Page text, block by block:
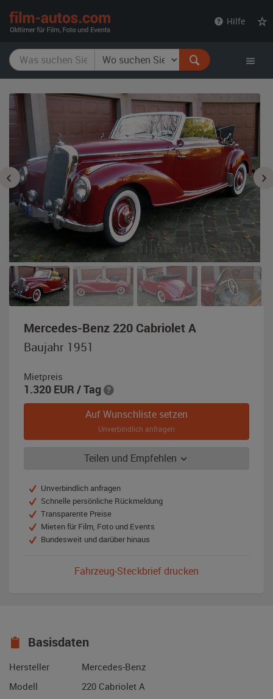
Hilfe
Mercedes-Benz 220 Cabriolet A,
Baujahr 1951
Mietpreis
1.320 EUR / Tag
Auf Wunschliste setzen
Unverbindlich anfragen
Teilen und Empfehlen
Unverbindlich anfragen
Schnelle persönliche Rückmeldung
Transparente Preise
Mieten für Film, Foto und Events
Bundesweit und darüber hinaus
Fahrzeug-Steckbrief drucken
Basisdaten
Hersteller
Mercedes-Benz
Modell
220 Cabriolet A